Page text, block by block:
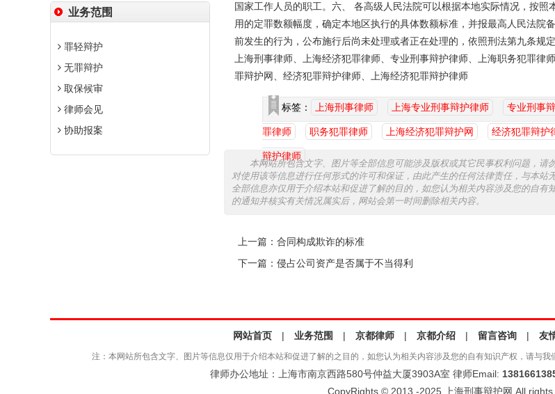
业务范围
罪轻辩护
无罪辩护
取保候审
律师会见
协助报案
国家工作人员的职工。六、 各高级人民法院可以根据本地实际情况，按照
用的定罪数额幅度，确定本地区执行的具体数额标准，并报最高人民法院
前发生的行为，公布施行后尚未处理或者正在处理的，依照刑法第九条规定
上海刑事律师、上海经济犯罪律师、专业刑事辩护律师、上海职务犯罪律
罪辩护网、经济犯罪辩护律师、上海经济犯罪辩护律师
标签： 上海刑事律师 上海专业刑事辩护律师 专业刑事
罪律师 职务犯罪律师 上海经济犯罪辩护网 经济犯罪辩护
辩护律师
本网站所包含文字、图片等全部信息可能涉及版权或其它民事权利问题，请
对使用该等信息进行任何形式的许可和保证，由此产生的任何法律责任，与本站
全部信息亦仅用于介绍本站和促进了解的目的，如您认为相关内容涉及您的自有
的通知并核实有关情况属实后，网站会第一时间删除相关内容。
上一篇： 合同构成欺诈的标准
下一篇： 侵占公司资产是否属于不当得利
网站首页 | 业务范围 | 京都律师 | 京都介绍 | 留言咨询 | 友
注：本网站所包含文字、图片等信息仅用于介绍本站和促进了解的之目的，如您认为相关内容涉及您的自有知识产权，请与
律师办公地址：上海市南京西路580号仲益大厦3903A室 律师Email:
CopyRights © 2013 -2025 上海刑事辩护网 All